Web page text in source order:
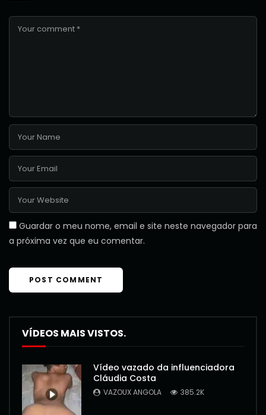
Guardar o meu nome, email e site neste navegador para
a próxima vez que eu comentar.
VÍDEOS MAIS VISTOS.
Vídeo vazado da influenciadora
Cláudia Costa
VAZOUX ANGOLA 385.2K